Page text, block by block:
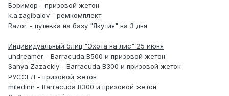
Бэримор - призовой жетон
k.a.zagibalov - ремкомплект
Razor. - путевка на базу "Якутия" на 3 дня
Индивидуальный блиц "Охота на лис" 25 июня
undreamer - Barracuda B500 и призовой жетон
Sanya Zazackiy - Barracuda B300 и призовой жетон
РУССЕЛ - призовой жетон
miledinn - Barracuda B300 и призовой жетон